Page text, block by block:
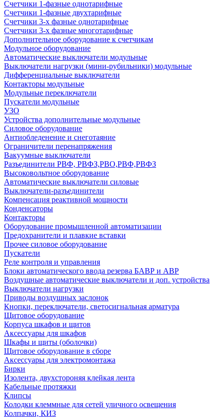
Счетчики 1-фазные однотарифные
Счетчики 1-фазные двухтарифные
Счетчики 3-х фазные однотарифные
Счетчики 3-х фазные многотарифные
Дополнительное оборудование к счетчикам
Модульное оборудование
Автоматические выключатели модульные
Выключатели нагрузки (мини-рубильники) модульные
Дифференциальные выключатели
Контакторы модульные
Модульные переключатели
Пускатели модульные
УЗО
Устройства дополнительные модульные
Силовое оборудование
Антиобледенение и снеготаяние
Ограничители перенапряжения
Вакуумные выключатели
Разъединители РВФ, РВФЗ,РВО,РВФ,РВФЗ
Высоковольтное оборудование
Автоматические выключатели cиловые
Выключатели-разъединители
Компенсация реактивной мощности
Конденсаторы
Контакторы
Оборудование промышленной автоматизации
Предохранители и плавкие вставки
Прочее силовое оборудование
Пускатели
Реле контроля и управления
Блоки автоматического ввода резерва БАВР и АВР
Воздушные автоматические выключатели и доп. устройства
Выключатели нагрузки
Приводы воздушных заслонок
Кнопки, переключатели, светосигнальная арматура
Щитовое оборудование
Корпуса шкафов и щитов
Аксессуары для шкафов
Шкафы и щиты (оболочки)
Щитовое оборудование в сборе
Аксессуары для электромонтажа
Бирки
Изолента, двухстороняя клейкая лента
Кабельные протяжки
Клипсы
Колодки клеммные для сетей уличного освещения
Колпачки, КИЗ